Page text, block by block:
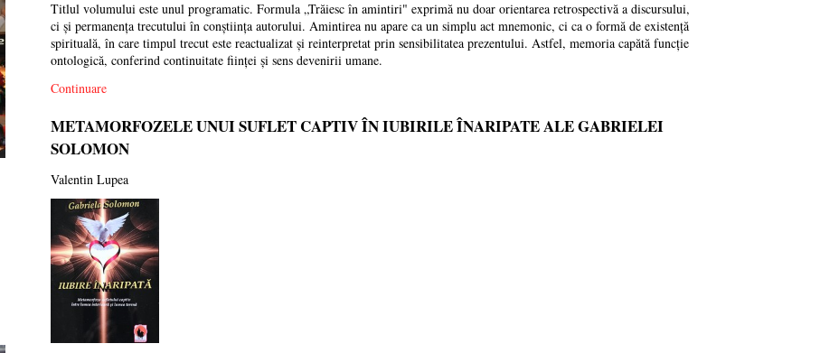
Titlul volumului este unul programatic. Formula „Trăiesc în amintiri" exprimă nu doar orientarea retrospectivă a discursului,
ci și permanența trecutului în conștiința autorului. Amintirea nu apare ca un simplu act mnemonic, ci ca o formă de existență
spirituală, în care timpul trecut este reactualizat și reinterpretat prin sensibilitatea prezentului. Astfel, memoria capătă funcție
ontologică, conferind continuitate ființei și sens devenirii umane.
Continuare
METAMORFOZELE UNUI SUFLET CAPTIV ÎN IUBIRILE ÎNARIPATE ALE GABRIELEI
SOLOMON
Valentin Lupea